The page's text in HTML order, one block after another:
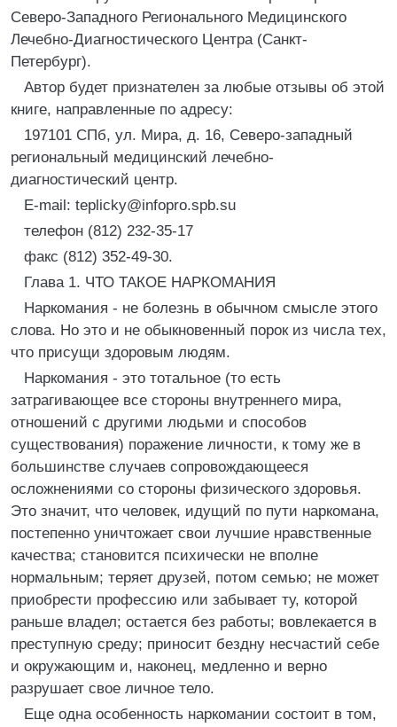
Северо-Западного Регионального Медицинского
Лечебно-Диагностического Центра (Санкт-
Петербург).
Автор будет признателен за любые отзывы об этой
книге, направленные по адресу:
197101 СПб, ул. Мира, д. 16, Северо-западный
региональный медицинский лечебно-
диагностический центр.
E-mail: teplicky@infopro.spb.su
телефон (812) 232-35-17
факс (812) 352-49-30.
Глава 1. ЧТО ТАКОЕ НАРКОМАНИЯ
Наркомания - не болезнь в обычном смысле этого
слова. Но это и не обыкновенный порок из числа тех,
что присущи здоровым людям.
Наркомания - это тотальное (то есть
затрагивающее все стороны внутреннего мира,
отношений с другими людьми и способов
существования) поражение личности, к тому же в
большинстве случаев сопровождающееся
осложнениями со стороны физического здоровья.
Это значит, что человек, идущий по пути наркомана,
постепенно уничтожает свои лучшие нравственные
качества; становится психически не вполне
нормальным; теряет друзей, потом семью; не может
приобрести профессию или забывает ту, которой
раньше владел; остается без работы; вовлекается в
преступную среду; приносит бездну несчастий себе
и окружающим и, наконец, медленно и верно
разрушает свое личное тело.
Еще одна особенность наркомании состоит в том,